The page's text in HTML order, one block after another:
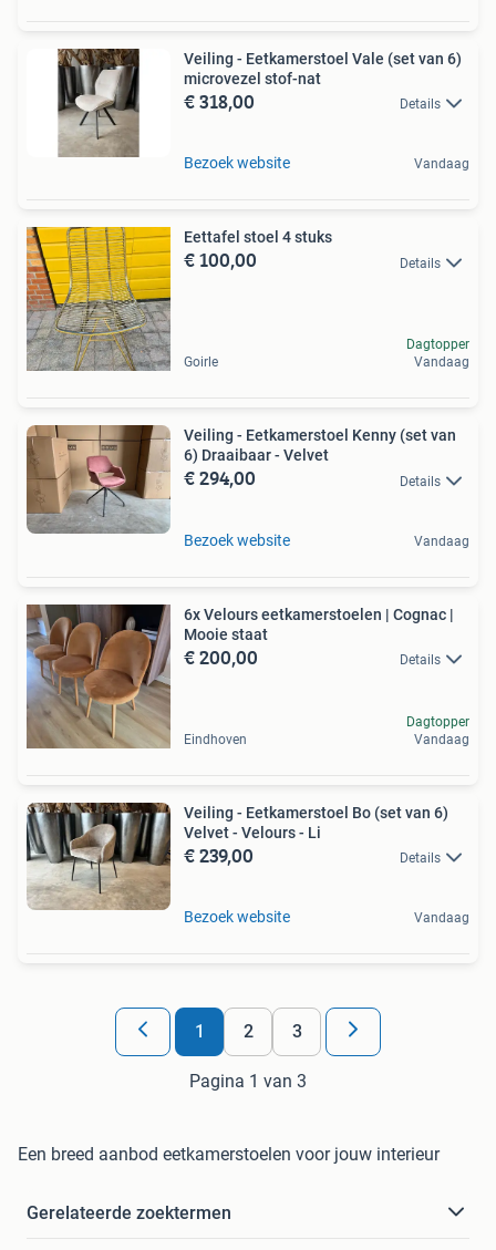
Veiling - Eetkamerstoel Vale (set van 6)
microvezel stof-nat
€ 318,00 Details
Bezoek website Vandaag
Eettafel stoel 4 stuks
€ 100,00 Details
Goirle
Dagtopper
Vandaag
Veiling - Eetkamerstoel Kenny (set van
6) Draaibaar - Velvet
€ 294,00 Details
Bezoek website Vandaag
6x Velours eetkamerstoelen | Cognac |
Mooie staat
€ 200,00 Details
Eindhoven
Dagtopper
Vandaag
Veiling - Eetkamerstoel Bo (set van 6)
Velvet - Velours - Li
€ 239,00 Details
Bezoek website Vandaag
1 2 3
Pagina 1 van 3
Een breed aanbod eetkamerstoelen voor jouw interieur
Gerelateerde zoektermen